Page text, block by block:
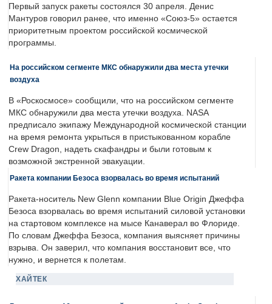
Первый запуск ракеты состоялся 30 апреля. Денис
Мантуров говорил ранее, что именно «Союз-5» остается
приоритетным проектом российской космической
программы.
На российском сегменте МКС обнаружили два места утечки
воздуха
В «Роскосмосе» сообщили, что на российском сегменте
МКС обнаружили два места утечки воздуха. NASA
предписало экипажу Международной космической станции
на время ремонта укрыться в пристыкованном корабле
Crew Dragon, надеть скафандры и были готовым к
возможной экстренной эвакуации.
Ракета компании Безоса взорвалась во время испытаний
Ракета-носитель New Glenn компании Blue Origin Джеффа
Безоса взорвалась во время испытаний силовой установки
на стартовом комплексе на мысе Канаверал во Флориде.
По словам Джеффа Безоса, компания выясняет причины
взрыва. Он заверил, что компания восстановит все, что
нужно, и вернется к полетам.
ХАЙТЕК